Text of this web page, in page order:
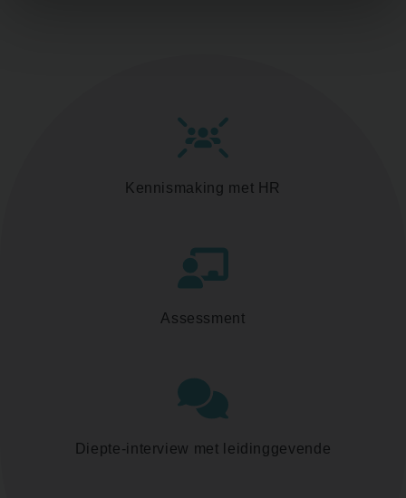
Kennismaking met HR
Assessment
Diepte-interview met leidinggevende